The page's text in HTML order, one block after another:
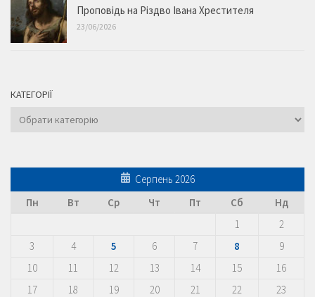
Проповідь на Різдво Івана Хрестителя
23/06/2026
КАТЕГОРІЇ
Категорії
Серпень 2026
Пн
Вт Ср Чт Пт Сб
Нд
1
2
3
4 5 6 7 8
9
10
11 12 13 14 15
16
17
18 19 20 21 22
23